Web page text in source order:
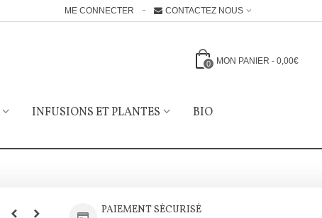
CONTACTEZ NOUS
ME CONNECTER
0 MON PANIER - 0,00€
INFUSIONS ET PLANTES
BIO
PAIEMENT SÉCURISÉ